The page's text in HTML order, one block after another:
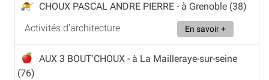
CHOUX PASCAL ANDRE PIERRE - à Grenoble (38)
Activités d'architecture
En savoir +
AUX 3 BOUT'CHOUX - à La Mailleraye-sur-seine
(76)